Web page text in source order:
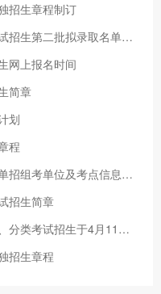
招生章程制订
2023年贵州高职（专科）分类考试招生第二批拟录取名单公示
网上报名时间
简章
划
程
四川：关于公布我省2026年高职单招组考单位及考点信息的通告
招生简章
广西区2025年本科对口中职招生、分类考试招生于4月11日开始志愿填报
招生章程